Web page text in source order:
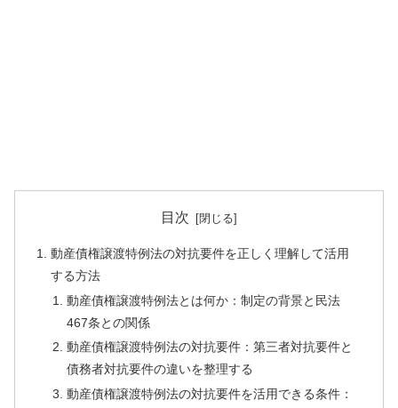
目次
動産債権譲渡特例法の対抗要件を正しく理解して活用
する方法
動産債権譲渡特例法とは何か：制定の背景と民法
467条との関係
動産債権譲渡特例法の対抗要件：第三者対抗要件と
債務者対抗要件の違いを整理する
動産債権譲渡特例法の対抗要件を活用できる条件：